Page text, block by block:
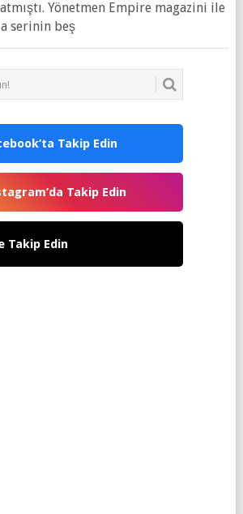
Yönetmen Empire magazini ile
serinin beş
Takip Edin
Takip Edin
Takip Edin